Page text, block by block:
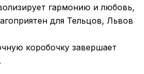
гармонию и любовь,
для Тельцов, Львов
коробочку завершает